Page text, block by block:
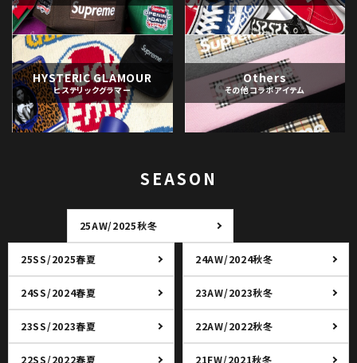
HYSTERIC GLAMOUR
ヒステリックグラマー
Others
その他コラボアイテム
SEASON
25AW/2025秋冬
25SS/2025春夏 24AW/2024秋冬
24SS/2024春夏 23AW/2023秋冬
23SS/2023春夏 22AW/2022秋冬
22SS/2022春夏 21FW/2021秋冬